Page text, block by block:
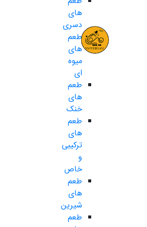
های
دسری
طعم
های
میوه
ای
طعم
های
خنک
طعم
های
ترکیبی
و
خاص
طعم
های
شیرین
طعم